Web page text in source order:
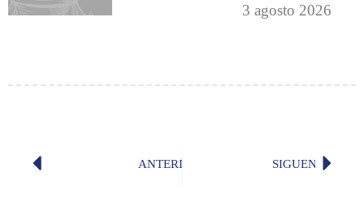
3 agosto 2026
ANTERIOR «Rima LIV» (Leonidas Pallares
SIGUENTE